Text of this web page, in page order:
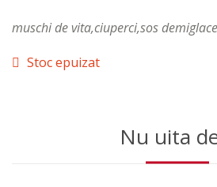
muschi de vita,ciuperci,sos demiglace
Stoc epuizat
Nu uita